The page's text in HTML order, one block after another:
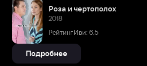
Роза и чертополох
2018
Рейтинг Иви: 6,5
Подробнее